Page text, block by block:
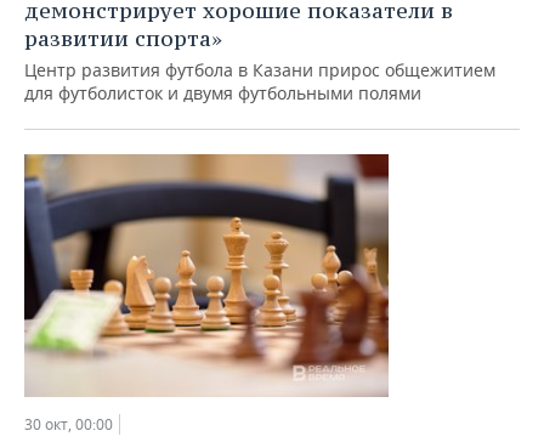
демонстрирует хорошие показатели в
развитии спорта»
Центр развития футбола в Казани прирос общежитием
для футболисток и двумя футбольными полями
30 окт, 00:00